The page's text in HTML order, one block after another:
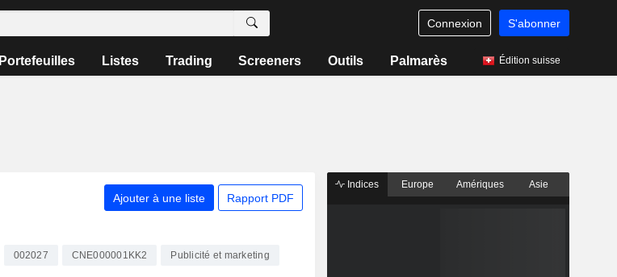
Connexion S'abonner
Portefeuilles Listes Trading Screeners Outils Palmarès Édition suisse
Ajouter à une liste Rapport PDF
002027 CNE000001KK2 Publicité et marketing
Indices Europe Amériques Asie